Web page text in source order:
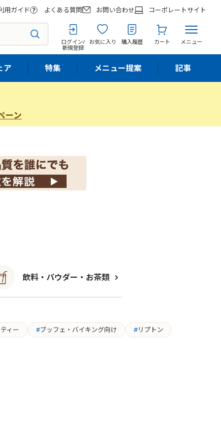
用ガイド よくある質問 お問い合わせ コーポレートサイト
ログイン/
新規登録
お気に入り 購入履歴 カート メニュー
ア 特集 メニュー提案 記事
ーン
飲料・パウダー・お茶類
ィー ブッフェ・バイキング向け リプトン